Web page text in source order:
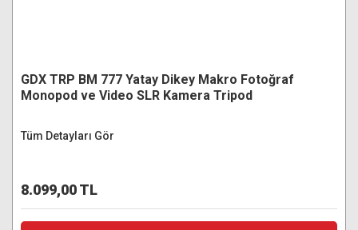
GDX TRP BM 777 Yatay Dikey Makro Fotoğraf
Monopod ve Video SLR Kamera Tripod
Tüm Detayları Gör
8.099,00 TL